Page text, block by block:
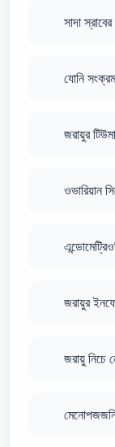
সাদা স্রাবের
যোনি
জরায়ুর
ওভারিয়ান
জরায়ুর
জরায়ু